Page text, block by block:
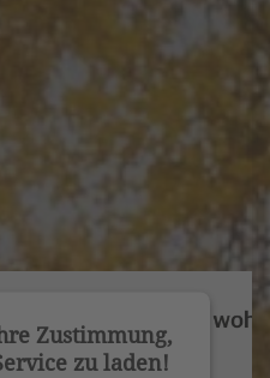
Zustimmung,
zu laden!